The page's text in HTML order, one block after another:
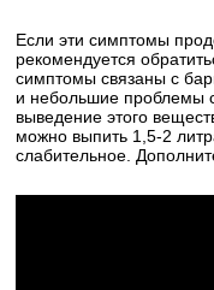
Если эти симптомы
рекомендуется
симптомы связаны с
и небольшие проблемы
выведение этого
можно выпить 1,5-2
слабительное.